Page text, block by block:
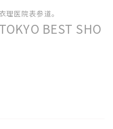
理医院表参道。
BEST SHO